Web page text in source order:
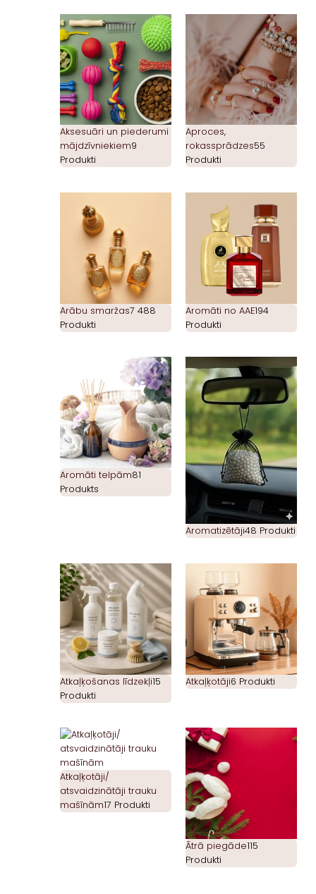
Aksesuāri un piederumi
mājdzīvniekiem9
Produkti
Aproces,
rokassprādzes55
Produkti
Arābu smaržas7 488
Produkti
Aromāti no AAE194
Produkti
Aromāti telpām81
Produkts
Aromatizētāji48 Produkti
Atkaļķošanas līdzekļi15
Produkti
Atkaļķotāji6 Produkti
Atkaļķotāji/
atsvaidzinātāji trauku
mašīnām17 Produkti
Ātrā piegāde115
Produkti